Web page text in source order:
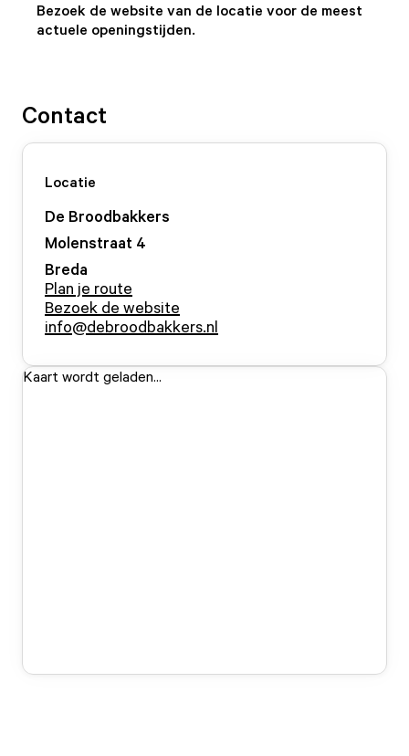
Bezoek de website van de locatie voor de meest
actuele openingstijden.
Contact
Locatie
De Broodbakkers
Molenstraat 4
Breda
Plan je route
Bezoek de website
info@debroodbakkers.nl
Kaart wordt geladen...